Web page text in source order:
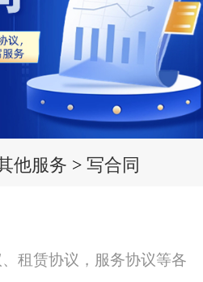
他服务 >写合同
租赁协议，服务协议等各